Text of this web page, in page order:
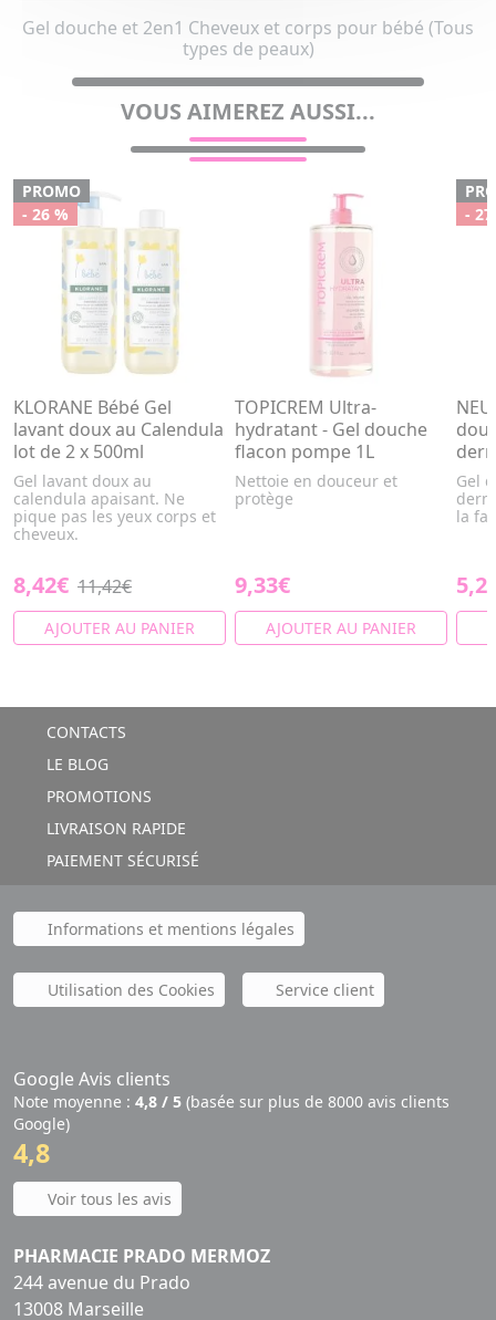
Gel douche et 2en1 Cheveux et corps pour bébé (Tous
types de peaux)
VOUS AIMEREZ AUSSI...
PROMO
- 26 %
KLORANE Bébé Gel
lavant doux au Calendula
lot de 2 x 500ml
Gel lavant doux au
calendula apaisant. Ne
pique pas les yeux corps et
cheveux.
8,42€ 11,42€
AJOUTER AU PANIER
TOPICREM Ultra-
hydratant - Gel douche
flacon pompe 1L
Nettoie en douceur et
protège
9,33€
AJOUTER AU PANIER
-
Gel
la
CONTACTS
LE BLOG
PROMOTIONS
LIVRAISON RAPIDE
PAIEMENT SÉCURISÉ
Informations et mentions légales
Utilisation des Cookies Service client
Google Avis clients
Note moyenne : 4,8 / 5 (basée sur plus de 8000 avis clients
Google)
4,8
Voir tous les avis
PHARMACIE PRADO MERMOZ
244 avenue du Prado
13008 Marseille